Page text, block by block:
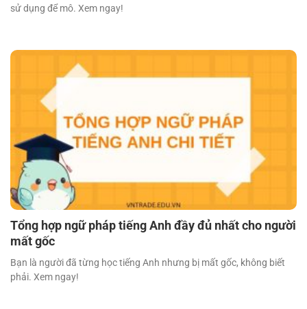
sử dụng để mô. Xem ngay!
Tổng hợp ngữ pháp tiếng Anh đầy đủ nhất cho người
mất gốc
Bạn là người đã từng học tiếng Anh nhưng bị mất gốc, không biết
phải. Xem ngay!